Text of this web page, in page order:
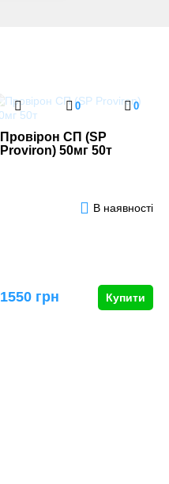
0 0
Провірон СП (SP
Proviron) 50мг 50т
В наявності
1550 грн Купити